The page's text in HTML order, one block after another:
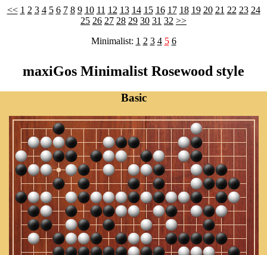
<< 1 2 3 4 5 6 7 8 9 10 11 12 13 14 15 16 17 18 19 20 21 22 23 24
25 26 27 28 29 30 31 32 >>
Minimalist: 1 2 3 4 5 6
maxiGos Minimalist Rosewood style
Basic